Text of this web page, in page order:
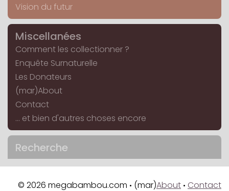
Vision du futur
Miscellanées
Comment les collectionner ?
Enquête Surnaturelle
Les Donateurs
(mar)About
Contact
... et bien d'autres choses encore
Recherche
© 2026 megabambou.com • (mar)About • Contact